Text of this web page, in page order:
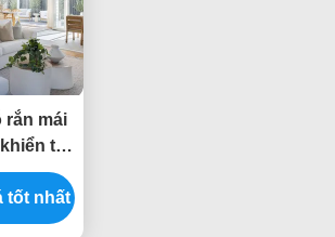
rắn mái
từ
trí
tốt nhất